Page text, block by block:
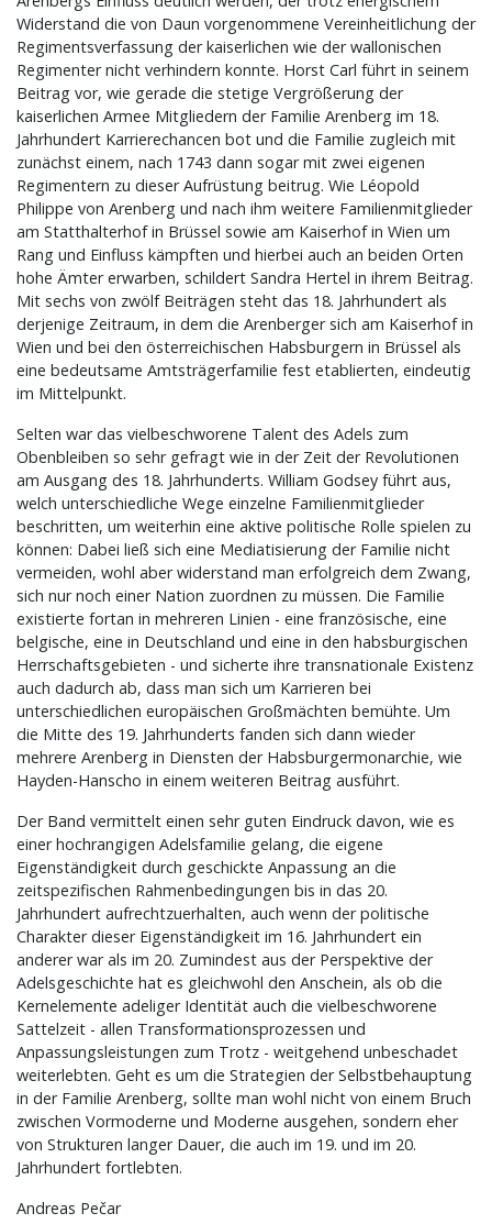
Widerstand die von Daun vorgenommene Vereinheitlichung der
Regimentsverfassung der kaiserlichen wie der wallonischen
Regimenter nicht verhindern konnte. Horst Carl führt in seinem
Beitrag vor, wie gerade die stetige Vergrößerung der
kaiserlichen Armee Mitgliedern der Familie Arenberg im 18.
Jahrhundert Karrierechancen bot und die Familie zugleich mit
zunächst einem, nach 1743 dann sogar mit zwei eigenen
Regimentern zu dieser Aufrüstung beitrug. Wie Léopold
Philippe von Arenberg und nach ihm weitere Familienmitglieder
am Statthalterhof in Brüssel sowie am Kaiserhof in Wien um
Rang und Einfluss kämpften und hierbei auch an beiden Orten
hohe Ämter erwarben, schildert Sandra Hertel in ihrem Beitrag.
Mit sechs von zwölf Beiträgen steht das 18. Jahrhundert als
derjenige Zeitraum, in dem die Arenberger sich am Kaiserhof in
Wien und bei den österreichischen Habsburgern in Brüssel als
eine bedeutsame Amtsträgerfamilie fest etablierten, eindeutig
im Mittelpunkt.
Selten war das vielbeschworene Talent des Adels zum
Obenbleiben so sehr gefragt wie in der Zeit der Revolutionen
am Ausgang des 18. Jahrhunderts. William Godsey führt aus,
welch unterschiedliche Wege einzelne Familienmitglieder
beschritten, um weiterhin eine aktive politische Rolle spielen zu
können: Dabei ließ sich eine Mediatisierung der Familie nicht
vermeiden, wohl aber widerstand man erfolgreich dem Zwang,
sich nur noch einer Nation zuordnen zu müssen. Die Familie
existierte fortan in mehreren Linien - eine französische, eine
belgische, eine in Deutschland und eine in den habsburgischen
Herrschaftsgebieten - und sicherte ihre transnationale Existenz
auch dadurch ab, dass man sich um Karrieren bei
unterschiedlichen europäischen Großmächten bemühte. Um
die Mitte des 19. Jahrhunderts fanden sich dann wieder
mehrere Arenberg in Diensten der Habsburgermonarchie, wie
Hayden-Hanscho in einem weiteren Beitrag ausführt.
Der Band vermittelt einen sehr guten Eindruck davon, wie es
einer hochrangigen Adelsfamilie gelang, die eigene
Eigenständigkeit durch geschickte Anpassung an die
zeitspezifischen Rahmenbedingungen bis in das 20.
Jahrhundert aufrechtzuerhalten, auch wenn der politische
Charakter dieser Eigenständigkeit im 16. Jahrhundert ein
anderer war als im 20. Zumindest aus der Perspektive der
Adelsgeschichte hat es gleichwohl den Anschein, als ob die
Kernelemente adeliger Identität auch die vielbeschworene
Sattelzeit - allen Transformationsprozessen und
Anpassungsleistungen zum Trotz - weitgehend unbeschadet
weiterlebten. Geht es um die Strategien der Selbstbehauptung
in der Familie Arenberg, sollte man wohl nicht von einem Bruch
zwischen Vormoderne und Moderne ausgehen, sondern eher
von Strukturen langer Dauer, die auch im 19. und im 20.
Jahrhundert fortlebten.
Andreas Pečar